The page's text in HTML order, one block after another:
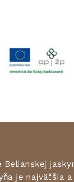
Belianskej
je najväčšia